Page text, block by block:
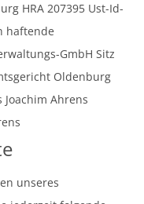
HRA 207395 Ust-Id-
haftende
GmbH Sitz
Oldenburg
Joachim Ahrens
unseres